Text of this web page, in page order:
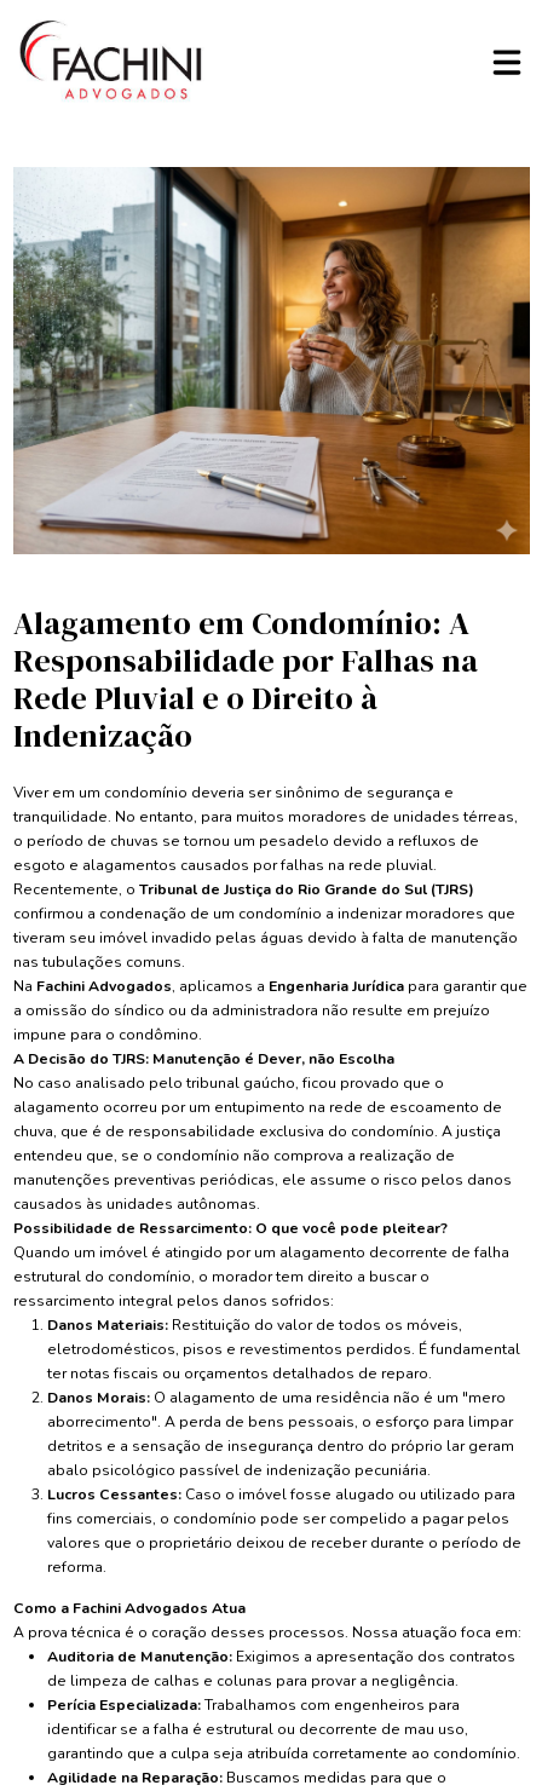
Alagamento em Condomínio: A
Responsabilidade por Falhas na
Rede Pluvial e o Direito à
Indenização
Viver em um condomínio deveria ser sinônimo de segurança e
tranquilidade. No entanto, para muitos moradores de unidades térreas,
o período de chuvas se tornou um pesadelo devido a refluxos de
esgoto e alagamentos causados por falhas na rede pluvial.
Recentemente, o Tribunal de Justiça do Rio Grande do Sul (TJRS)
confirmou a condenação de um condomínio a indenizar moradores que
tiveram seu imóvel invadido pelas águas devido à falta de manutenção
nas tubulações comuns.
Na Fachini Advogados, aplicamos a Engenharia Jurídicapara garantir que
a omissão do síndico ou da administradora não resulte em prejuízo
impune para o condômino.
A Decisão do TJRS: Manutenção é Dever, não Escolha
No caso analisado pelo tribunal gaúcho, ficou provado que o
alagamento ocorreu por um entupimento na rede de escoamento de
chuva, que é de responsabilidade exclusiva do condomínio. A justiça
entendeu que, se o condomínio não comprova a realização de
manutenções preventivas periódicas, ele assume o risco pelos danos
causados às unidades autônomas.
Possibilidade de Ressarcimento: O que você pode pleitear?
Quando um imóvel é atingido por um alagamento decorrente de falha
estrutural do condomínio, o morador tem direito a buscar o
ressarcimento integral pelos danos sofridos:
Danos Materiais:Restituição do valor de todos os móveis,
eletrodomésticos, pisos e revestimentos perdidos. É fundamental
ter notas fiscais ou orçamentos detalhados de reparo.
Danos Morais:O alagamento de uma residência não é um "mero
aborrecimento". A perda de bens pessoais, o esforço para limpar
detritos e a sensação de insegurança dentro do próprio lar geram
abalo psicológico passível de indenização pecuniária.
Lucros Cessantes:Caso o imóvel fosse alugado ou utilizado para
fins comerciais, o condomínio pode ser compelido a pagar pelos
valores que o proprietário deixou de receber durante o período de
reforma.
Como a Fachini Advogados Atua
A prova técnica é o coração desses processos. Nossa atuação foca em:
Auditoria de Manutenção:Exigimos a apresentação dos contratos
de limpeza de calhas e colunas para provar a negligência.
Perícia Especializada:Trabalhamos com engenheiros para
identificar se a falha é estrutural ou decorrente de mau uso,
garantindo que a culpa seja atribuída corretamente ao condomínio.
Agilidade na Reparação:Buscamos medidas para que o